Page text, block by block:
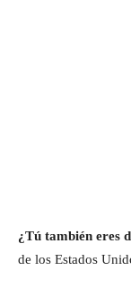
¿Tú también eres
de los Estados